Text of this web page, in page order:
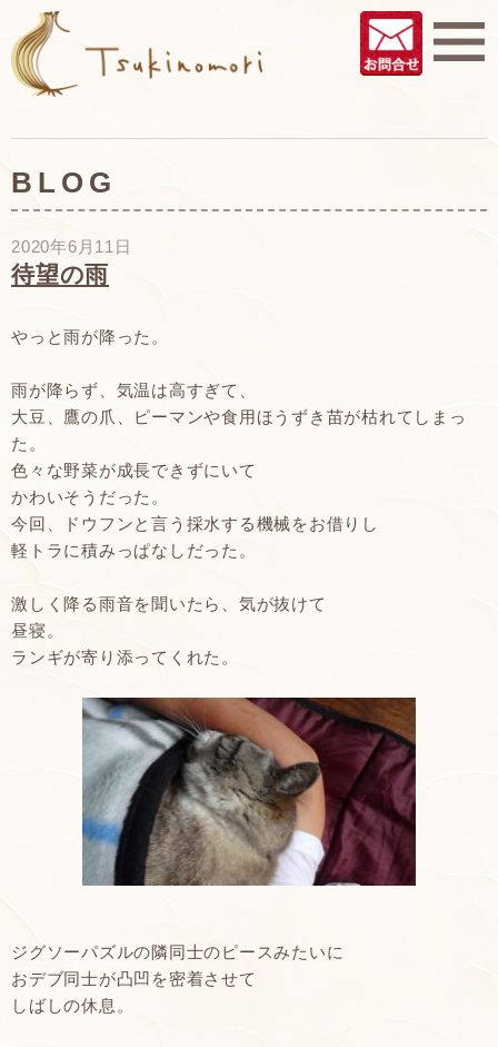
BLOG
2020年6月11日
待望の雨
やっと雨が降った。
雨が降らず、気温は高すぎて、
大豆、鷹の爪、ピーマンや食用ほうずき苗が枯れてしまっ
た。
色々な野菜が成長できずにいて
かわいそうだった。
今回、ドウフンと言う採水する機械をお借りし
軽トラに積みっぱなしだった。
激しく降る雨音を聞いたら、気が抜けて
昼寝。
ランギが寄り添ってくれた。
ジグソーパズルの隣同士のピースみたいに
おデブ同士が凸凹を密着させて
しばしの休息。